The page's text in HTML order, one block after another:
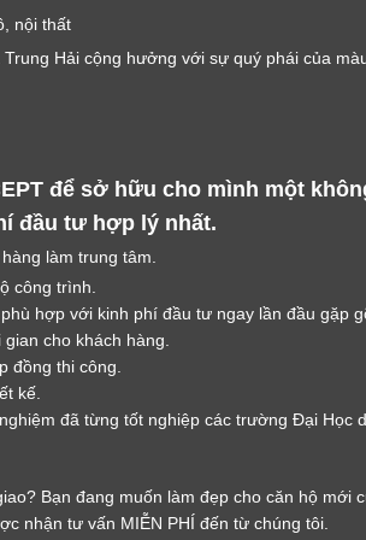
nội thất
Hải cộng hưởng với sự quý phái của
để sở hữu cho mình một
đầu tư hợp lý nhất.
làm trung tâm.
công trình.
hợp với kinh phí đầu tư ngay lần đầu gặp
cho khách hàng.
đồng thi công.
kế.
đã từng tốt nghiệp các trường Đại Học
Bạn đang muốn làm đẹp cho căn hộ mới
nhận tư vấn MIỄN PHÍ đến từ chúng tôi.
LIFECONCEPT